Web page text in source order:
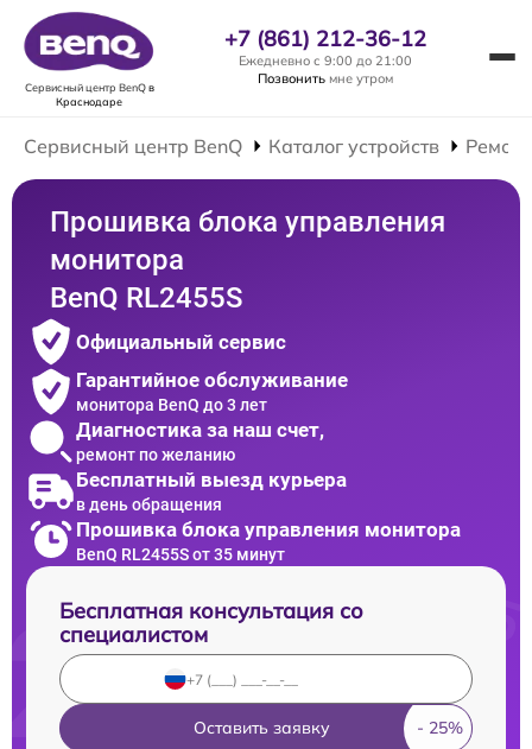
Сервисный центр BenQв
Краснодаре
+7 (861) 212-36-12
Ежедневно с 9:00 до 21:00
Позвонить мне утром
Сервисный центр BenQ Каталог устройств
Прошивка блока управления
монитора
BenQ RL2455S
Официальный сервис
Гарантийное обслуживание
монитора BenQ до 3 лет
Диагностика за наш счет,
ремонт по желанию
Бесплатный выезд курьера
в день обращения
Прошивка блока управления монитора
BenQ RL2455S от 35 минут
Бесплатная консультация со
специалистом
Оставить заявку